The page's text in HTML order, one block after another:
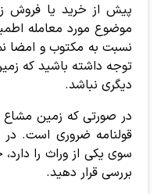
پیش از خرید یا فروش
موضوع مورد معامله
نسبت به مکتوب و امضا
توجه داشته باشید که
دیگری نباشد.
در صورتی که زمین
قولنامه ضروری است. در
سوی یکی از وراث را دارد،
بررسی قرار دهید.